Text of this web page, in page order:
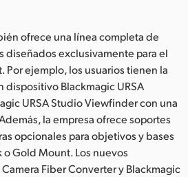
ofrece una línea completa de
diseñados exclusivamente para el
Por ejemplo, los usuarios tienen la
Blackmagic URSA
URSA Studio Viewfinder con una
la empresa ofrece soportes
opcionales para objetivos y bases
o Gold Mount. Los nuevos
Fiber Converter y Blackmagic